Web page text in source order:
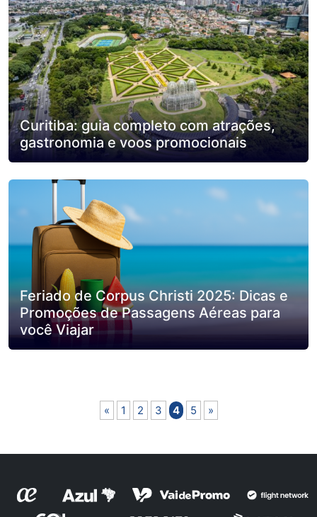
Curitiba: guia completo com atrações,
gastronomia e voos promocionais
Feriado de Corpus Christi 2025: Dicas e
Promoções de Passagens Aéreas para
você Viajar
« 1 2 3 4 5 »